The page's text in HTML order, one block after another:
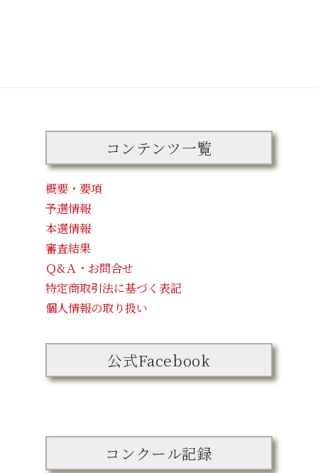
コンテンツ一覧
概要・要項
予選情報
本選情報
審査結果
Ｑ&Ａ・お問合せ
特定商取引法に基づく表記
個人情報の取り扱い
公式Facebook
コンクール記録